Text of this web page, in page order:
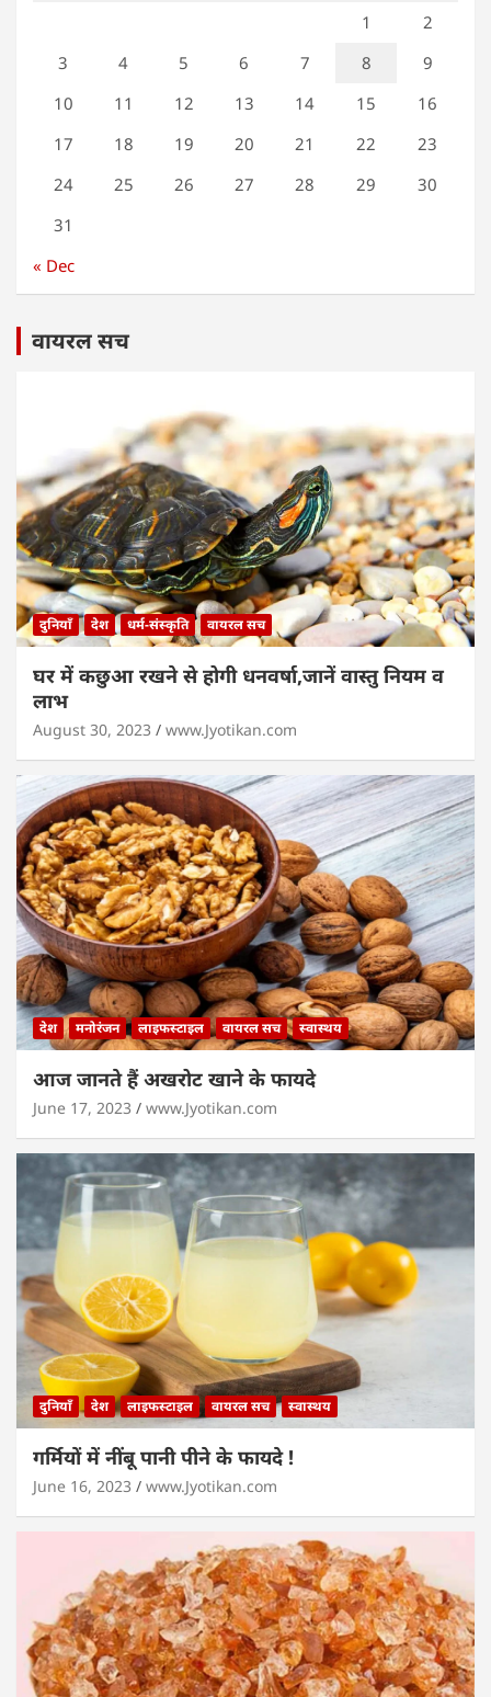
1
2
3
4 5 6 7 8
9
10
11 12 13 14 15
16
17
18 19 20 21 22
23
24
25 26 27 28 29
30
31
« Dec
वायरल सच
दुनियाँ देश धर्म-संस्कृति वायरल सच
घर में कछुआ रखने से होगी धनवर्षा,जानें वास्तु नियम व
लाभ
August 30, 2023 www.Jyotikan.com
देश मनोरंजन लाइफस्टाइल वायरल सच स्वास्थय
आज जानते हैं अखरोट खाने के फायदे
June 17, 2023 www.Jyotikan.com
दुनियाँ देश लाइफस्टाइल वायरल सच स्वास्थय
गर्मियों में नींबू पानी पीने के फायदे !
June 16, 2023 www.Jyotikan.com